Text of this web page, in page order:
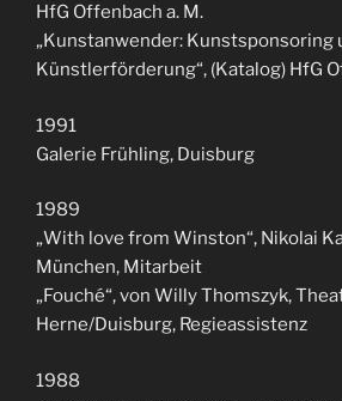
HfG Offenbach a. M.
„Kunstanwender: Kunstsponsoring
Künstlerförderung“, (Katalog) HfG
1991
Galerie Frühling, Duisburg
1989
„With love from Winston“, Nikolai
München, Mitarbeit
„Fouché“, von Willy Thomszyk,
Herne/Duisburg, Regieassistenz
1988